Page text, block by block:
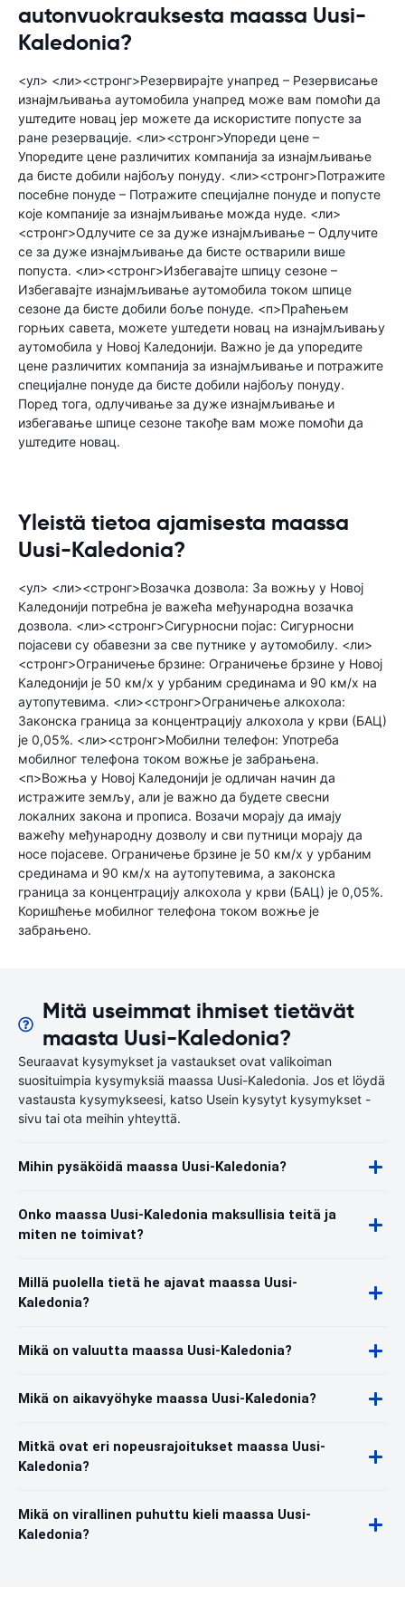
autonvuokrauksesta maassa Uusi-
Kaledonia?
<ул> <ли><стронг>Резервирајте унапред – Резервисање
изнајмљивања аутомобила унапред може вам помоћи да
уштедите новац јер можете да искористите попусте за
ране резервације. <ли><стронг>Упореди цене –
Упоредите цене различитих компанија за изнајмљивање
да бисте добили најбољу понуду. <ли><стронг>Потражите
посебне понуде – Потражите специјалне понуде и попусте
које компаније за изнајмљивање можда нуде. <ли>
<стронг>Одлучите се за дуже изнајмљивање – Одлучите
се за дуже изнајмљивање да бисте остварили више
попуста. <ли><стронг>Избегавајте шпицу сезоне –
Избегавајте изнајмљивање аутомобила током шпице
сезоне да бисте добили боље понуде. <п>Праћењем
горњих савета, можете уштедети новац на изнајмљивању
аутомобила у Новој Каледонији. Важно је да упоредите
цене различитих компанија за изнајмљивање и потражите
специјалне понуде да бисте добили најбољу понуду.
Поред тога, одлучивање за дуже изнајмљивање и
избегавање шпице сезоне такође вам може помоћи да
уштедите новац.
Yleistä tietoa ajamisesta maassa
Uusi-Kaledonia?
<ул> <ли><стронг>Возачка дозвола: За вожњу у Новој
Каледонији потребна је важећа међународна возачка
дозвола. <ли><стронг>Сигурносни појас: Сигурносни
појасеви су обавезни за све путнике у аутомобилу. <ли>
<стронг>Ограничење брзине: Ограничење брзине у Новој
Каледонији је 50 км/х у урбаним срединама и 90 км/х на
аутопутевима. <ли><стронг>Ограничење алкохола:
Законска граница за концентрацију алкохола у крви (БАЦ)
је 0,05%. <ли><стронг>Мобилни телефон: Употреба
мобилног телефона током вожње је забрањена.
<п>Вожња у Новој Каледонији је одличан начин да
истражите земљу, али је важно да будете свесни
локалних закона и прописа. Возачи морају да имају
важећу међународну дозволу и сви путници морају да
носе појасеве. Ограничење брзине је 50 км/х у урбаним
срединама и 90 км/х на аутопутевима, а законска
граница за концентрацију алкохола у крви (БАЦ) је 0,05%.
Коришћење мобилног телефона током вожње је
забрањено.
Mitä useimmat ihmiset tietävät
maasta Uusi-Kaledonia?
Seuraavat kysymykset ja vastaukset ovat valikoiman
suosituimpia kysymyksiä maassa Uusi-Kaledonia. Jos et löydä
vastausta kysymykseesi, katso Usein kysytyt kysymykset -
sivu tai ota meihin yhteyttä.
Mihin pysäköidä maassa Uusi-Kaledonia?
Onko maassa Uusi-Kaledonia maksullisia teitä ja
miten ne toimivat?
Millä puolella tietä he ajavat maassa Uusi-
Kaledonia?
Mikä on valuutta maassa Uusi-Kaledonia?
Mikä on aikavyöhyke maassa Uusi-Kaledonia?
Mitkä ovat eri nopeusrajoitukset maassa Uusi-
Kaledonia?
Mikä on virallinen puhuttu kieli maassa Uusi-
Kaledonia?